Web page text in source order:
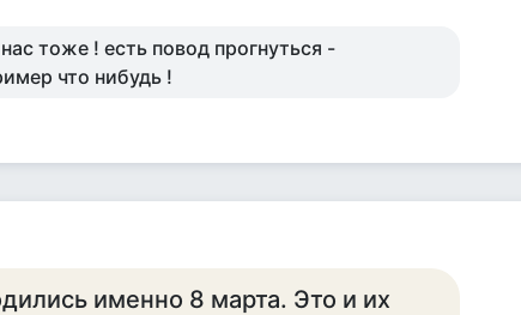
тоже ! есть повод прогнуться -
что нибудь !
именно 8 марта. Это и их